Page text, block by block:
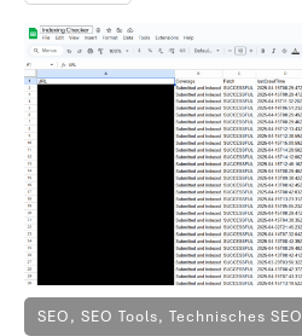
SEO, SEO Tools, Technisches SEO